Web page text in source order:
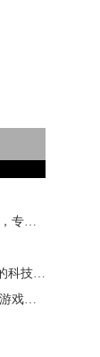
东莞雪梨纸印刷厂源头厂商：东莞市兴欣包装材料，专业拷贝纸印刷一站式定制
从"赚了多少钱”到"能解决多难的问题”？海尔智家的科技叙事
一加手机上半年销量增速稳居行业第一，三大独家游戏技术迎来全面升级